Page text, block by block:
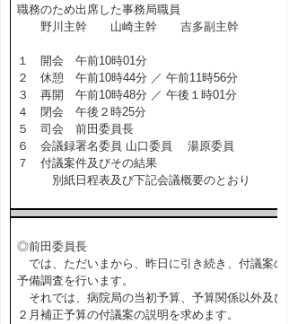
職務のため出席した事務局職員
野川主幹 山崎主幹 吉多副主幹
１ 開会 午前10時01分
２ 休憩 午前10時44分 ／ 午前11時56分
３ 再開 午前10時48分 ／ 午後１時01分
４ 閉会 午後２時25分
５ 司会 前田委員長
６ 会議録署名委員 山口委員 湯原委員
７ 付議案件及びその結果
別紙日程表及び下記会議概要のとおり
◎前田委員長
では、ただいまから、昨日に引き続き、付議案の
予備調査を行います。
それでは、病院局の当初予算、予算関係以外及び
２月補正予算の付議案の説明を求めます。